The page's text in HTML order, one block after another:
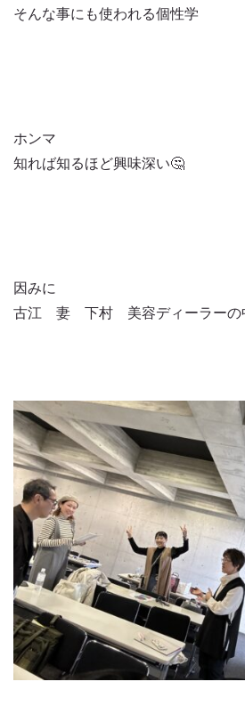
そんな事にも使われる個性学
ホンマ
知れば知るほど興味深い🤔
因みに
古江 妻 下村 美容ディーラーの